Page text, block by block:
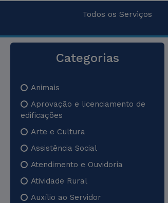
Todos os Serviços
Categorias
Animais
Aprovação e licenciamento de
edificações
Arte e Cultura
Assistência Social
Atendimento e Ouvidoria
Atividade Rural
Auxílio ao Servidor